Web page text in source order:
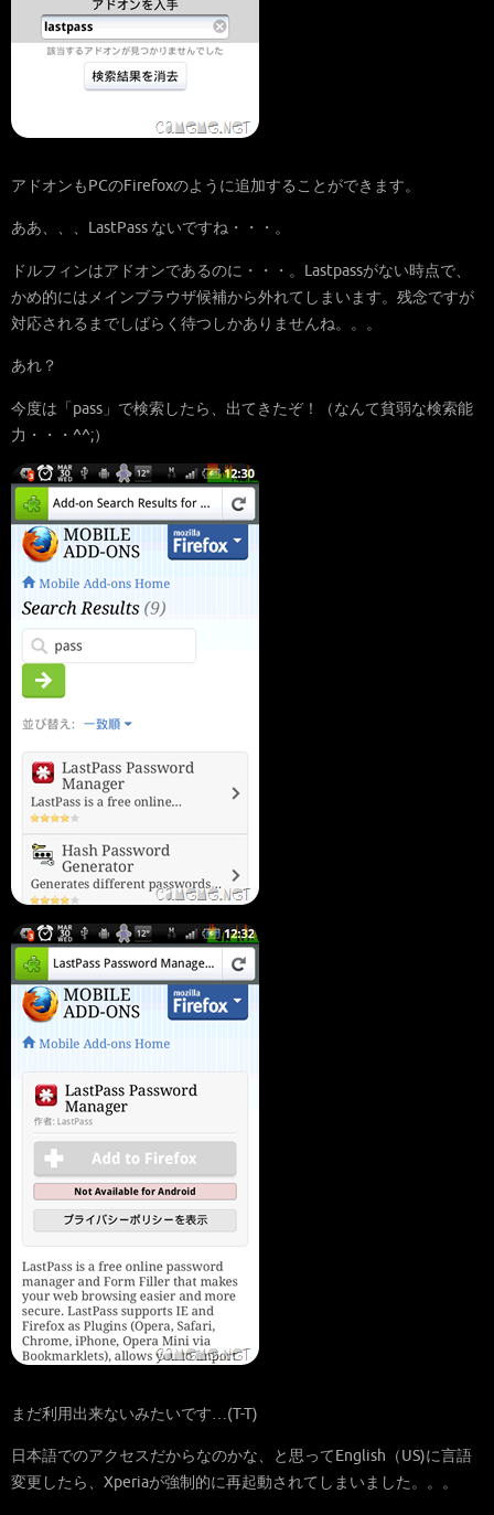
アドオンもPCのFirefoxのように追加することができます。
ああ、、、LastPass ないですね・・・。
ドルフィンはアドオンであるのに・・・。Lastpassがない時点で、
かめ的にはメインブラウザ候補から外れてしまいます。残念ですが
対応されるまでしばらく待つしかありませんね。。。
あれ？
今度は「pass」で検索したら、出てきたぞ！（なんて貧弱な検索能
力・・・^^;）
まだ利用出来ないみたいです…(T-T)
日本語でのアクセスだからなのかな、と思ってEnglish（US)に言語
変更したら、Xperiaが強制的に再起動されてしまいました。。。